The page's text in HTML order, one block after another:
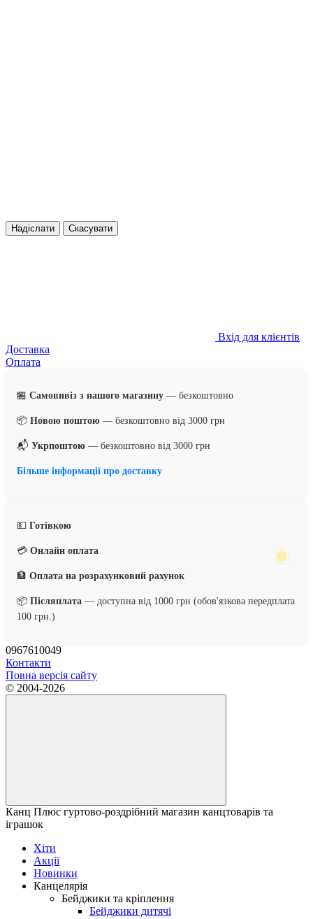
Надіслати Скасувати
Вхід для клієнтів
Доставка
Оплата
🏪 Самовивіз з нашого магазину — безкоштовно
📦 Новою поштою — безкоштовно від 3000 грн
📬 Укрпоштою — безкоштовно від 3000 грн
Більше інформації про доставку
💵 Готівкою
💳 Онлайн оплата
🏦 Оплата на розрахунковий рахунок
📦 Післяплата — доступна від 1000 грн (обов'язкова передплата
100 грн.)
0967610049
Контакти
Повна версія сайту
© 2004-2026
Канц Плюс гуртово-роздрібний магазин канцтоварів та
іграшок
Хіти
Акції
Новинки
Канцелярія
Бейджики та кріплення
Бейджики дитячі